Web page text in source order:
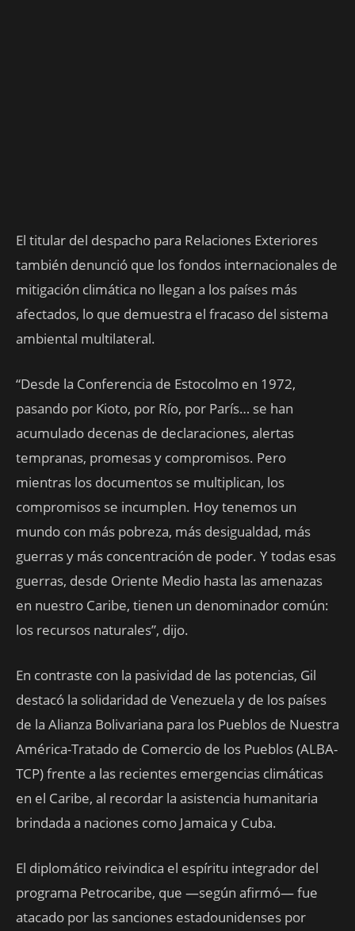
El titular del despacho para Relaciones Exteriores
también denunció que los fondos internacionales de
mitigación climática no llegan a los países más
afectados, lo que demuestra el fracaso del sistema
ambiental multilateral.
“Desde la Conferencia de Estocolmo en 1972,
pasando por Kioto, por Río, por París… se han
acumulado decenas de declaraciones, alertas
tempranas, promesas y compromisos. Pero
mientras los documentos se multiplican, los
compromisos se incumplen. Hoy tenemos un
mundo con más pobreza, más desigualdad, más
guerras y más concentración de poder. Y todas esas
guerras, desde Oriente Medio hasta las amenazas
en nuestro Caribe, tienen un denominador común:
los recursos naturales”, dijo.
En contraste con la pasividad de las potencias, Gil
destacó la solidaridad de Venezuela y de los países
de la Alianza Bolivariana para los Pueblos de Nuestra
América-Tratado de Comercio de los Pueblos (ALBA-
TCP) frente a las recientes emergencias climáticas
en el Caribe, al recordar la asistencia humanitaria
brindada a naciones como Jamaica y Cuba.
El diplomático reivindica el espíritu integrador del
programa Petrocaribe, que —según afirmó— fue
atacado por las sanciones estadounidenses por